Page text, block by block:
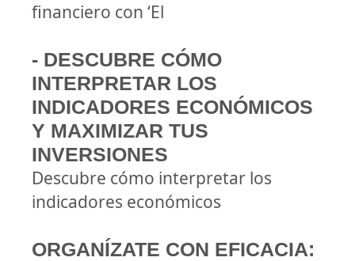
financiero con ‘El
- DESCUBRE CÓMO
INTERPRETAR LOS
INDICADORES ECONÓMICOS
Y MAXIMIZAR TUS
INVERSIONES
Descubre cómo interpretar los
indicadores económicos
ORGANÍZATE CON EFICACIA: